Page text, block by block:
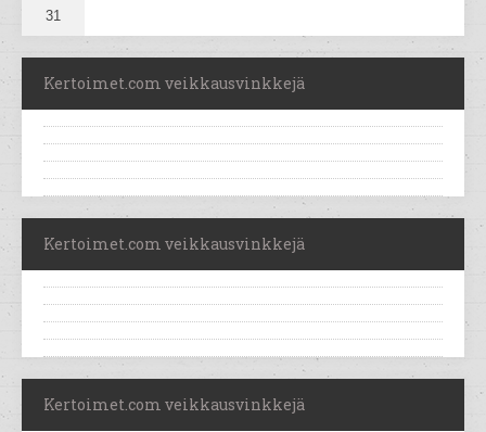
31
Kertoimet.com veikkausvinkkejä
Kertoimet.com veikkausvinkkejä
Kertoimet.com veikkausvinkkejä